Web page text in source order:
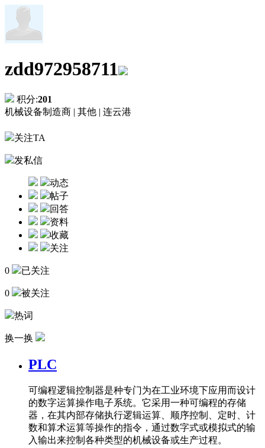
zdd972958711
积分:201
机械设备制造商 | 其他 | 连云港
关注TA
发私信
动态
帖子
回答
资料
收藏
关注
0 已关注
0 被关注
热词
换一换
PLC
可编程逻辑控制器是种专门为在工业环境下应用而设计
的数字运算操作电子系统。它采用一种可编程的存储
器，在其内部存储执行逻辑运算、顺序控制、定时、计
数和算术运算等操作的指令，通过数字式或模拟式的输
入输出来控制各种类型的机械设备或生产过程。